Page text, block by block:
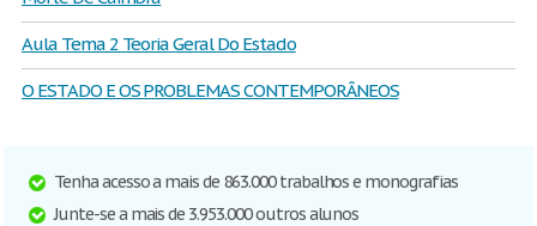
Aula Tema 2 Teoria Geral Do Estado
O ESTADO E OS PROBLEMAS CONTEMPORÂNEOS
Tenha acesso a mais de 863.000 trabalhos e monografias
Junte-se a mais de 3.953.000 outros alunos